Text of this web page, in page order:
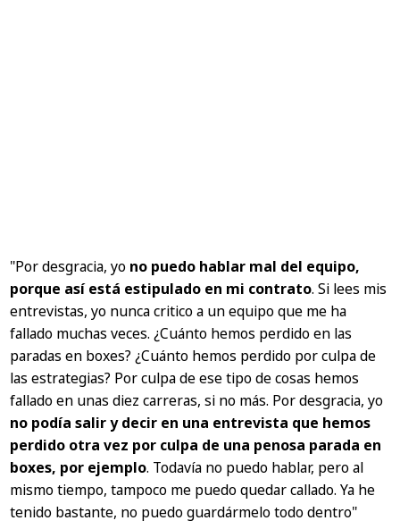
"Por desgracia, yo no puedo hablar mal del equipo,
porque así está estipulado en mi contrato. Si lees mis
entrevistas, yo nunca critico a un equipo que me ha
fallado muchas veces. ¿Cuánto hemos perdido en las
paradas en boxes? ¿Cuánto hemos perdido por culpa de
las estrategias? Por culpa de ese tipo de cosas hemos
fallado en unas diez carreras, si no más. Por desgracia, yo
no podía salir y decir en una entrevista que hemos
perdido otra vez por culpa de una penosa parada en
boxes, por ejemplo. Todavía no puedo hablar, pero al
mismo tiempo, tampoco me puedo quedar callado. Ya he
tenido bastante, no puedo guardármelo todo dentro"